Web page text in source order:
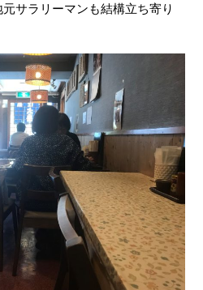
サラリーマンも結構立ち寄り